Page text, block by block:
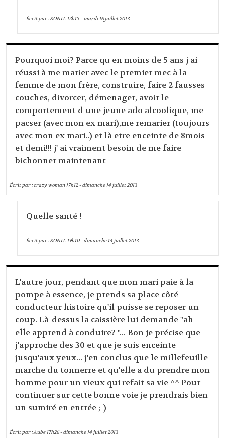
Écrit par :SONIA 12h13 - mardi 16juillet 2013
Pourquoi moi? Parce qu en moins de 5 ans j ai
réussi à me marier avec le premier mec à la
femme de mon frère, construire, faire 2 fausses
couches, divorcer, démenager, avoir le
comportement d une jeune ado alcoolique, me
pacser (avec mon ex mari),me remarier (toujours
avec mon ex mari..) et là etre enceinte de 8mois
et demi!!! j' ai vraiment besoin de me faire
bichonner maintenant
Écrit par :crazy woman17h12-dimanche 14juillet 2013
Quelle santé !
Écrit par :SONIA 19h10- dimanche 14juillet 2013
L'autre jour, pendant que mon mari paie à la
pompe à essence, je prends sa place côté
conducteur histoire qu'il puisse se reposer un
coup. Là-dessus la caissière lui demande "ah
elle apprend à conduire? "... Bon je précise que
j'approche des 30 et que je suis enceinte
jusqu'aux yeux... j'en conclus que le millefeuille
marche du tonnerre et qu'elle a du prendre mon
homme pour un vieux qui refait sa vie ^^ Pour
continuer sur cette bonne voie je prendrais bien
un sumiré en entrée ;-)
Écrit par :Aube17h26-dimanche 14juillet 2013